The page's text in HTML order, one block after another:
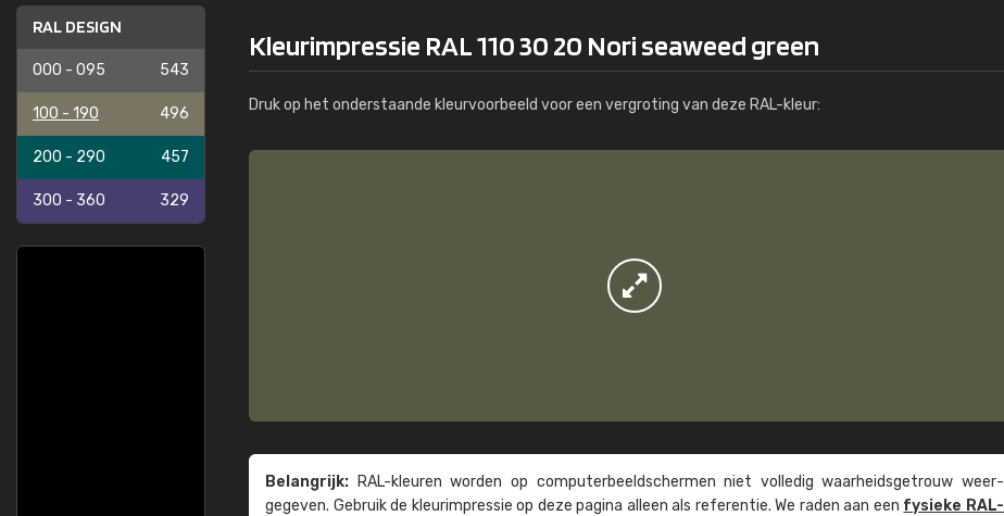
RAL DESIGN
000 - 095 543
100 - 190 496
200 - 290 457
300 - 360 329
Kleurimpressie RAL 110 30 20 Nori seaweed green
Druk op het onderstaande kleurvoorbeeld voor een vergroting van deze RAL-kleur:
Belangrijk: RAL-kleuren worden op computer­beeld­schermen niet volledig waarheids­­getrouw weer­
gegeven. Gebruik de kleur­impressie op deze pagina alleen als referentie. We raden aan een fysieke RAL-
Meer info / bestellen